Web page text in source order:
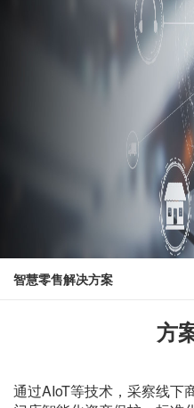
智慧零售解决方案
方
通过AIoT等技术，采察线下